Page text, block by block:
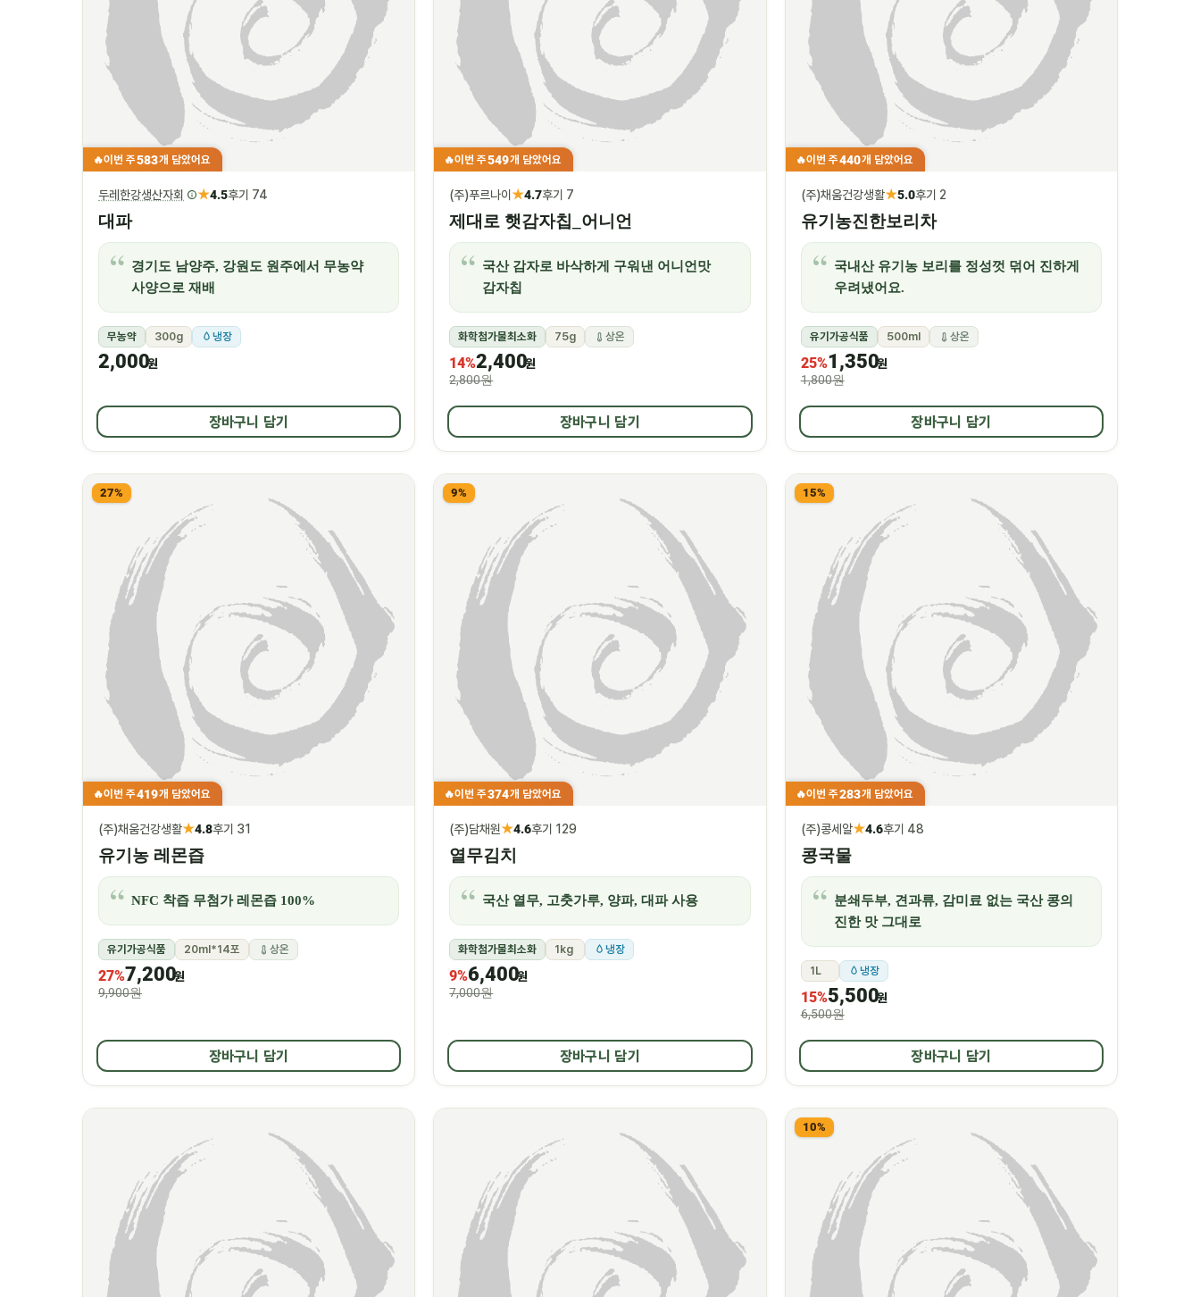
🔥이번 주583개 담았어요
두레한강생산자회 ★4.5후기 74
대파
경기도 남양주, 강원도 원주에서 무농약
사양으로 재배
무농약 300g 냉장
2,000원
장바구니 담기
🔥이번 주549개 담았어요
(주)푸르나이 ★4.7후기 7
제대로 햇감자칩_어니언
국산 감자로 바삭하게 구워낸 어니언맛
감자칩
화학첨가물최소화 75g 상온
14%2,400원
2,800원
장바구니 담기
🔥이번 주440개 담았어요
(주)채움건강생활★5.0후기 2
유기농진한보리차
국내산 유기농 보리를 정성껏 덖어 진하게
우려냈어요.
유기가공식품 500ml 상온
25%1,350원
1,800원
장바구니 담기
27%
🔥이번 주419개 담았어요
(주)채움건강생활★4.8후기 31
유기농 레몬즙
NFC 착즙 무첨가 레몬즙 100%
유기가공식품 20ml*14포 상온
27%7,200원
9,900원
장바구니 담기
9%
🔥이번 주374개 담았어요
(주)담채원★4.6후기 129
열무김치
국산 열무, 고춧가루, 양파, 대파 사용
화학첨가물최소화 1kg 냉장
9%6,400원
7,000원
장바구니 담기
15%
🔥이번 주283개 담았어요
(주)콩세알★4.6후기 48
콩국물
분쇄두부, 견과류, 감미료 없는 국산 콩의
진한 맛 그대로
1L 냉장
15%5,500원
6,500원
장바구니 담기
10%